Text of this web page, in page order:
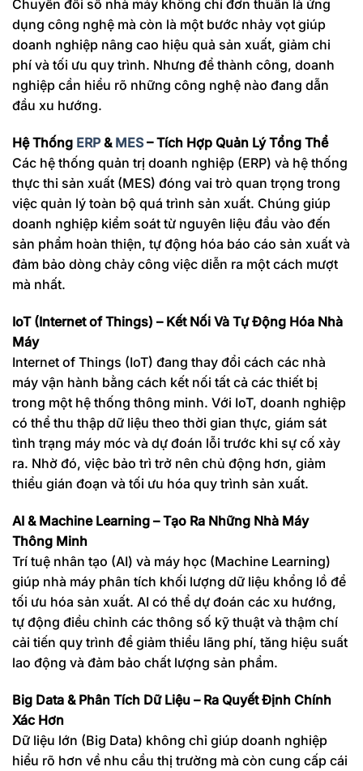
Chuyển đổi số nhà máy không chỉ đơn thuần là ứng
dụng công nghệ mà còn là một bước nhảy vọt giúp
doanh nghiệp nâng cao hiệu quả sản xuất, giảm chi
phí và tối ưu quy trình. Nhưng để thành công, doanh
nghiệp cần hiểu rõ những công nghệ nào đang dẫn
đầu xu hướng.
Hệ Thống ERP& MES– Tích Hợp Quản Lý Tổng Thể
Các hệ thống quản trị doanh nghiệp (ERP) và hệ thống
thực thi sản xuất (MES) đóng vai trò quan trọng trong
việc quản lý toàn bộ quá trình sản xuất. Chúng giúp
doanh nghiệp kiểm soát từ nguyên liệu đầu vào đến
sản phẩm hoàn thiện, tự động hóa báo cáo sản xuất và
đảm bảo dòng chảy công việc diễn ra một cách mượt
mà nhất.
IoT (Internet of Things) – Kết Nối Và Tự Động Hóa Nhà
Máy
Internet of Things (IoT) đang thay đổi cách các nhà
máy vận hành bằng cách kết nối tất cả các thiết bị
trong một hệ thống thông minh. Với IoT, doanh nghiệp
có thể thu thập dữ liệu theo thời gian thực, giám sát
tình trạng máy móc và dự đoán lỗi trước khi sự cố xảy
ra. Nhờ đó, việc bảo trì trở nên chủ động hơn, giảm
thiểu gián đoạn và tối ưu hóa quy trình sản xuất.
AI & Machine Learning – Tạo Ra Những Nhà Máy
Thông Minh
Trí tuệ nhân tạo (AI) và máy học (Machine Learning)
giúp nhà máy phân tích khối lượng dữ liệu khổng lồ để
tối ưu hóa sản xuất. AI có thể dự đoán các xu hướng,
tự động điều chỉnh các thông số kỹ thuật và thậm chí
cải tiến quy trình để giảm thiểu lãng phí, tăng hiệu suất
lao động và đảm bảo chất lượng sản phẩm.
Big Data & Phân Tích Dữ Liệu – Ra Quyết Định Chính
Xác Hơn
Dữ liệu lớn (Big Data) không chỉ giúp doanh nghiệp
hiểu rõ hơn về nhu cầu thị trường mà còn cung cấp cái